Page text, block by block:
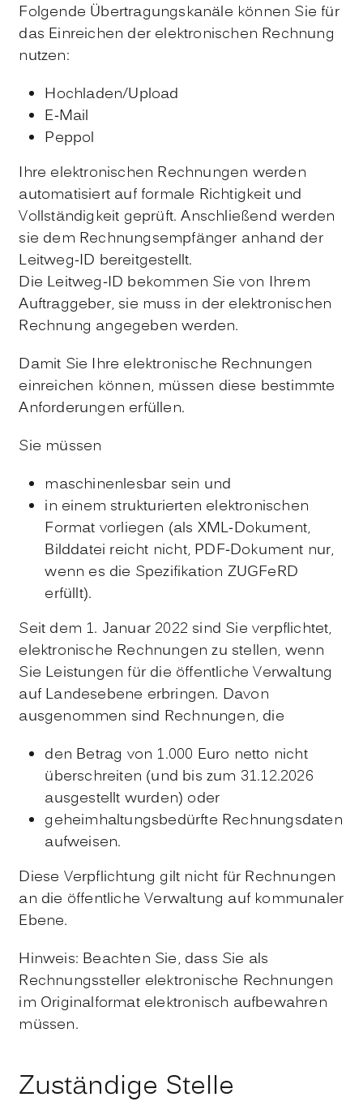
Folgende Übertragungskanäle können Sie für
das Einreichen der elektronischen Rechnung
nutzen:
Hochladen/Upload
E-Mail
Peppol
Ihre elektronischen Rechnungen werden
automatisiert auf formale Richtigkeit und
Vollständigkeit geprüft. Anschließend werden
sie dem Rechnungsempfänger anhand der
Leitweg-ID bereitgestellt.
Die Leitweg-ID bekommen Sie von Ihrem
Auftraggeber, sie muss in der elektronischen
Rechnung angegeben werden.
Damit Sie Ihre elektronische Rechnungen
einreichen können, müssen diese bestimmte
Anforderungen erfüllen.
Sie müssen
maschinenlesbar sein und
in einem strukturierten elektronischen
Format vorliegen (als XML-Dokument,
Bilddatei reicht nicht, PDF-Dokument nur,
wenn es die Spezifikation ZUGFeRD
erfüllt).
Seit dem 1. Januar 2022 sind Sie verpflichtet,
elektronische Rechnungen zu stellen, wenn
Sie Leistungen für die öffentliche Verwaltung
auf Landesebene erbringen. Davon
ausgenommen sind Rechnungen, die
den Betrag von 1.000 Euro netto nicht
überschreiten (und bis zum 31.12.2026
ausgestellt wurden) oder
geheimhaltungsbedürfte Rechnungsdaten
aufweisen.
Diese Verpflichtung gilt nicht für Rechnungen
an die öffentliche Verwaltung auf kommunaler
Ebene.
Hinweis: Beachten Sie, dass Sie als
Rechnungssteller elektronische Rechnungen
im Originalformat elektronisch aufbewahren
müssen.
Zuständige Stelle